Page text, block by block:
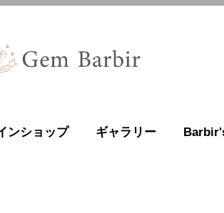
ンショップ ギャラリー